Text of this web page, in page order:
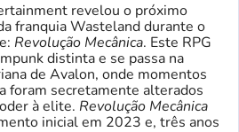
revelou o próximo
franquia Wasteland durante o
Revolução Mecânica. Este RPG
distinta e se passa na
de Avalon, onde momentos
foram secretamente alterados
à elite. Revolução Mecânica
inicial em 2023 e, três anos